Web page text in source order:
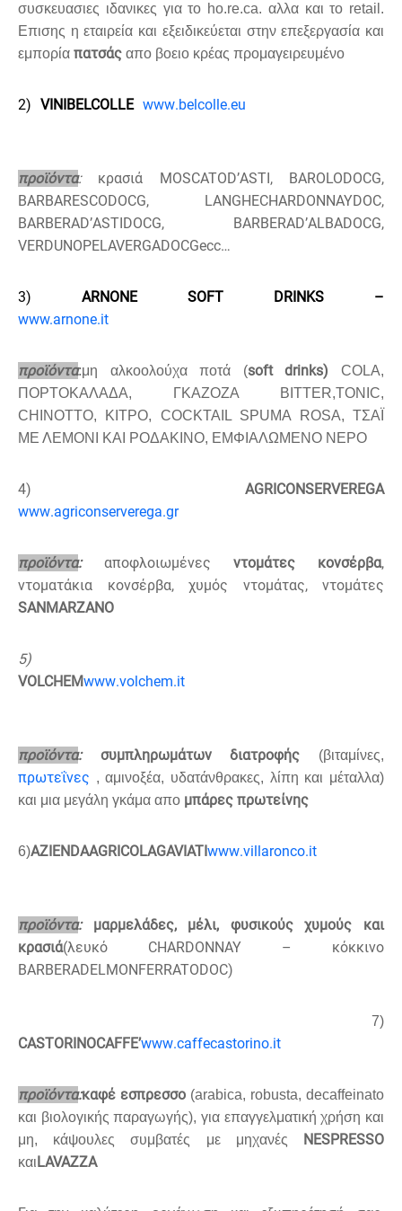
συσκευασιες ιδανικες για το ho.re.ca. αλλα και το retail .
Eπισης η εταιρεία και εξειδικεύεται στην επεξεργασία και
εμπορία πατσάς απο βοειο κρέας προμαγειρευμένο
2) VINI BELCOLLE www.belcolle.eu
προϊόντα: κρασιά MOSCATOD’ASTI , BAROLODOCG,
BARBARESCODOCG, LANGHECHARDONNAYDOC,
BARBERAD’ASTI DOCG, BARBERAD’ALBADOCG,
VERDUNOPELAVERGADOCGecc…
3) ARNONE SOFT DRINKS –
www.arnone.it
προϊόντα:μη αλκοολούχα ποτά (soft drinks)COLA,
ΠΟΡΤΟΚΑΛΑΔΑ, ΓΚΑΖΟΖΑ BITTER,TONIC,
CHINOTTO, ΚΙΤΡΟ, COCKTAIL SPUMA ROSA,ΤΣΑΪ
ΜΕ ΛΕΜΟΝΙ ΚΑΙ ΡΟΔΑΚΙΝΟ, ΕΜΦΙΑΛΩΜΕΝΟ ΝΕΡΟ
4) AGRICONSERVEREGA
www.agriconserverega.gr
προϊόντα: αποφλοιωμένες ντομάτες κονσέρβα,
ντοματάκια κονσέρβα, χυμός ντομάτας, ντομάτες
SAN MARZANO
5)
VOLCHEMwww.volchem.it
προϊόντα: συμπληρωμάτων διατροφής (βιταμίνες,
πρωτεΐνες , αμινοξέα, υδατάνθρακες, λίπη και μέταλλα)
και μια μεγάλη γκάμα απο μπάρες πρωτείνης
6)AZIENDAAGRICOLAGAVIATI www.villaronco.it
προϊόντα: μαρμελάδες, μέλι, φυσικούς χυμούς και
κρασιά(λευκό CHARDONNAY – κόκκινο
BARBERADELMONFERRATODOC)
7)
CASTORINOCAFFE’www.caffecastorino.it
προϊόντα:καφέ εσπρεσσο (arabica, robusta, decaffeinato
και βιολογικής παραγωγής), για επαγγελματική χρήση και
μη, κάψουλες συμβατές με μηχανές
NESPRESSO
και LAVAZZA